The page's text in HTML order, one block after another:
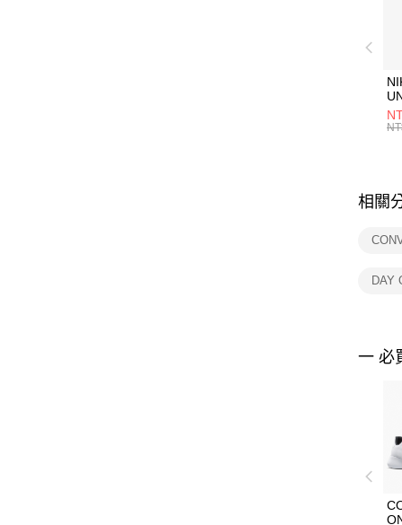
統
相關
DAY
一 必